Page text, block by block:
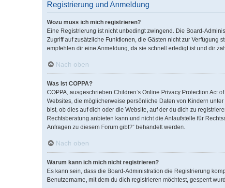
Registrierung und Anmeldung
Wozu muss ich mich registrieren?
Eine Registrierung ist nicht unbedingt zwingend. Die Board-
Zugriff auf zusätzliche Funktionen, die Gästen nicht zur Verfügung
empfehlen dir eine Anmeldung, da sie schnell erledigt ist und dir
Nach oben
Was ist COPPA?
COPPA, ausgeschrieben Children’s Online Privacy Protection Act
Websites, die möglicherweise persönliche Daten von Kindern
bist, ob dies auf dich oder die Website, auf der du dich zu
Rechtsberatung anbieten kann und nicht die Anlaufstelle für
Anfragen zu diesem Forum gibt?“ behandelt werden.
Nach oben
Warum kann ich mich nicht registrieren?
Es kann sein, dass die Board-Administration die Registrierung
Benutzername, mit dem du dich registrieren möchtest, gesperrt